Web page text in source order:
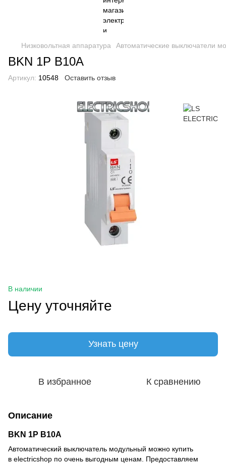
Низковольтная аппаратура Автоматические выключатели
BKN 1P B10A
Артикул: 10548 Оставить отзыв
В наличии
Цену уточняйте
Узнать цену
В избранное К сравнению
Описание
BKN 1P B10A
Автоматический выключатель модульный можно купить
в electricshop по очень выгодным ценам. Предоставляем